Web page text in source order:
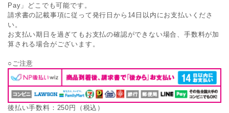
Pay」どこでも可能です。
請求書の記載事項に従って発行日から14日以内にお支払いくださ
い。
お支払い期日を過ぎてもお支払の確認ができない場合、手数料が加
算される場合がございます。
○ご注意
後払い手数料：250円（税込）